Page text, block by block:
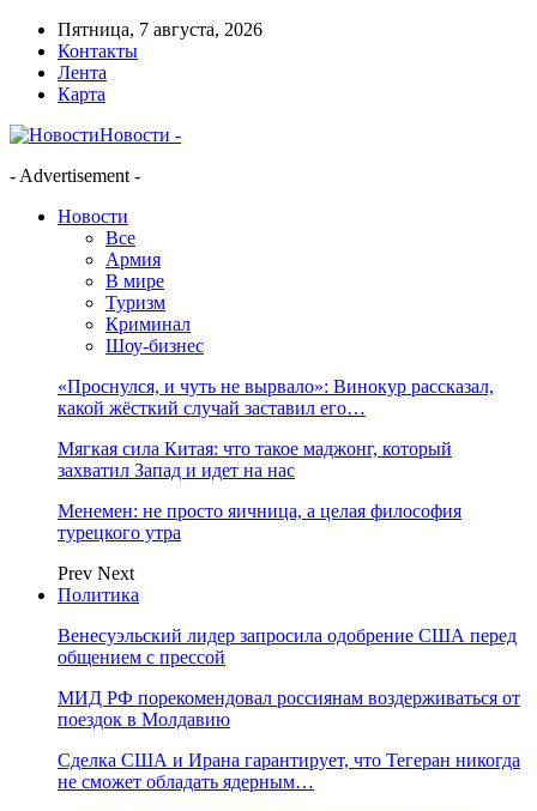
Пятница, 7 августа, 2026
Контакты
Лента
Карта
Новости -
- Advertisement -
Новости
Все
Армия
В мире
Туризм
Криминал
Шоу-бизнес
«Проснулся, и чуть не вырвало»: Винокур рассказал,
какой жёсткий случай заставил его…
Мягкая сила Китая: что такое маджонг, который
захватил Запад и идет на нас
Менемен: не просто яичница, а целая философия
турецкого утра
Prev Next
Политика
Венесуэльский лидер запросила одобрение США перед
общением с прессой
МИД РФ порекомендовал россиянам воздерживаться от
поездок в Молдавию
Сделка США и Ирана гарантирует, что Тегеран никогда
не сможет обладать ядерным…